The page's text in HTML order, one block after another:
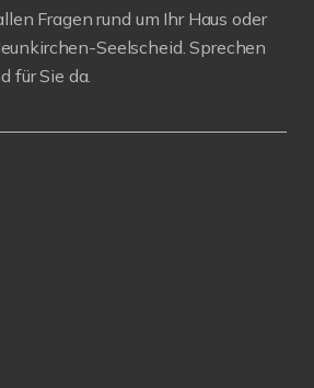
Fragen rund um Ihr Haus oder
Seelscheid. Sprechen
für Sie da.